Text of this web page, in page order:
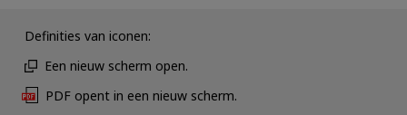
Definities van iconen:
Een nieuw scherm open.
PDF opent in een nieuw scherm.